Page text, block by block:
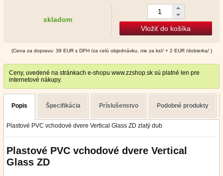
skladom
Vložiť do košíka
(Cena za dopravu: 39 EUR s DPH /za celú objednávku, nie za ks!/ + 2 EUR /dobierka/ )
Ceny, uvedené na stránkach e-shopu www.zzshop.sk sú platné len pre
internetové nákupy.
Popis Špecifikácia Príslušenstvo Podobné produkty
Plastové PVC vchodové dvere Vertical Glass ZD zlatý dub
Plastové PVC vchodové dvere Vertical
Glass ZD